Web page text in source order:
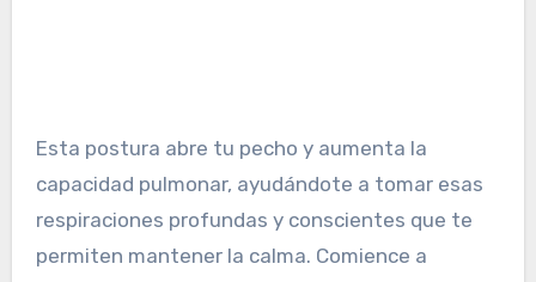
Esta postura abre tu pecho y aumenta la
capacidad pulmonar, ayudándote a tomar esas
respiraciones profundas y conscientes que te
permiten mantener la calma. Comience a